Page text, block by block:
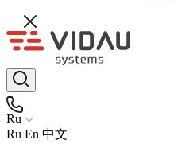
Ru
Ru En 中文